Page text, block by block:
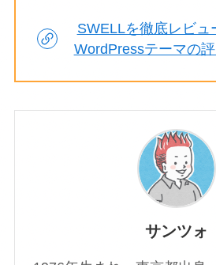
SWELLを徹底レビュ
WordPressテーマの
サンツォ